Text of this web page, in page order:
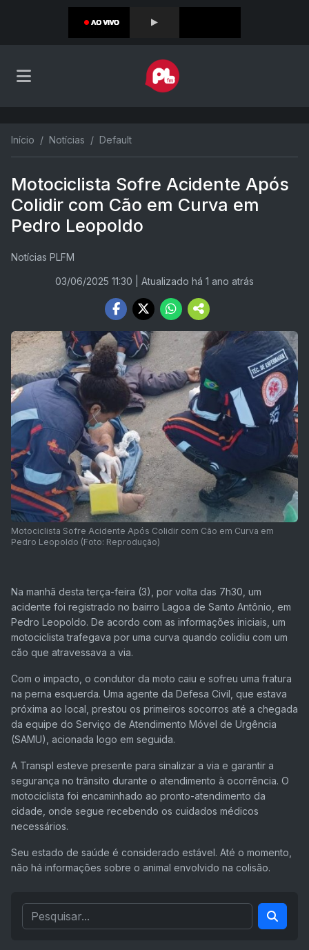
Início Notícias Default
Motociclista Sofre Acidente Após
Colidir com Cão em Curva em
Pedro Leopoldo
Notícias PLFM
03/06/2025 11:30 | Atualizado há 1 ano atrás
Motociclista Sofre Acidente Após Colidir com Cão em Curva em
Pedro Leopoldo (Foto: Reprodução)
Na manhã desta terça-feira (3), por volta das 7h30, um
acidente foi registrado no bairro Lagoa de Santo Antônio, em
Pedro Leopoldo. De acordo com as informações iniciais, um
motociclista trafegava por uma curva quando colidiu com um
cão que atravessava a via.
Com o impacto, o condutor da moto caiu e sofreu uma fratura
na perna esquerda. Uma agente da Defesa Civil, que estava
próxima ao local, prestou os primeiros socorros até a chegada
da equipe do Serviço de Atendimento Móvel de Urgência
(SAMU), acionada logo em seguida.
A Transpl esteve presente para sinalizar a via e garantir a
segurança no trânsito durante o atendimento à ocorrência. O
motociclista foi encaminhado ao pronto-atendimento da
cidade, onde segue recebendo os cuidados médicos
necessários.
Seu estado de saúde é considerado estável. Até o momento,
não há informações sobre o animal envolvido na colisão.